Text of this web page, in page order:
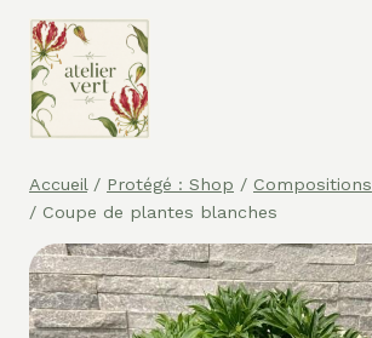
Aller
contenu
Accueil / Protégé : Shop / Compositions
/ Coupe de plantes blanches